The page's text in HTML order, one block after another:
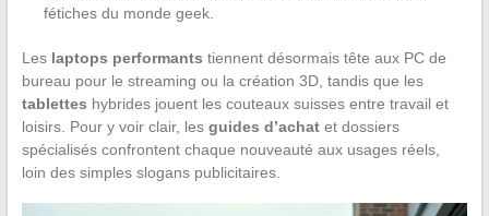
fétiches du monde geek.
Les laptops performants tiennent désormais tête aux PC de
bureau pour le streaming ou la création 3D, tandis que les
tablettes hybrides jouent les couteaux suisses entre travail et
loisirs. Pour y voir clair, les guides d’achatet dossiers
spécialisés confrontent chaque nouveauté aux usages réels,
loin des simples slogans publicitaires.